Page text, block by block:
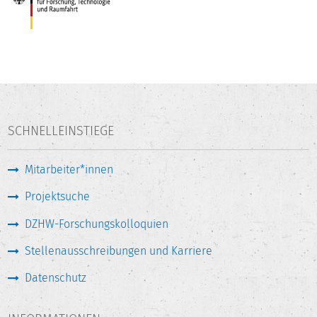
SCHNELLEINSTIEGE
Mitarbeiter*innen
Projektsuche
DZHW-Forschungskolloquien
Stellenausschreibungen und Karriere
Datenschutz